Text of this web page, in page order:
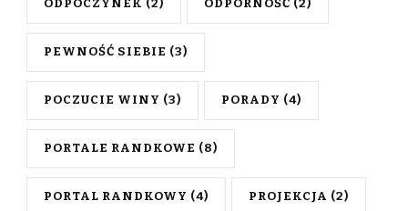
ODPOCZYNEK (2) ODPORNOŚĆ (2)
PEWNOŚĆ SIEBIE (3)
POCZUCIE WINY (3) PORADY (4)
PORTALE RANDKOWE (8)
PORTAL RANDKOWY (4) PROJEKCJA (2)